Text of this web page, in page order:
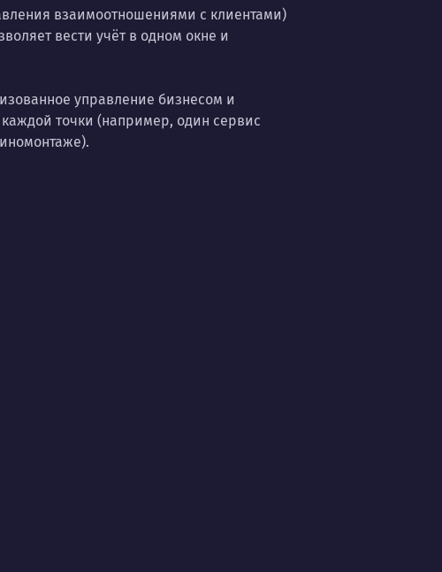
взаимоотношениями с клиентами)
вести учёт в одном окне и
управление бизнесом и
точки (например, один сервис